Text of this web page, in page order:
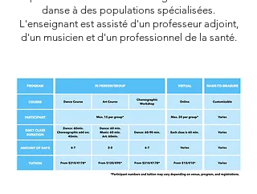
danse à des populations spécialisées.
L'enseignant est assisté d'un professeur adjoint,
d'un musicien et d'un professionnel de la santé.